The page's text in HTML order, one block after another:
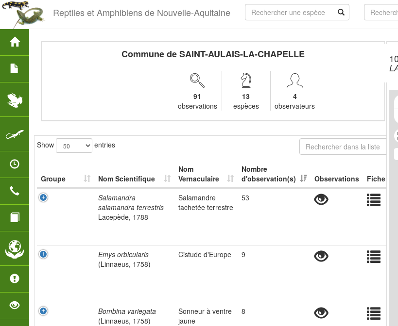
Reptiles et Amphibiens de Nouvelle-Aquitaine
Commune de SAINT-AULAIS-LA-CHAPELLE
91
observations
13
espèces
4
observateurs
Show entries
Groupe Nom Scientifique
Nom
Vernaculaire
Nombre
d'observation(s)
Observations
Fiche
Salamandra
salamandra terrestris
Lacepède, 1788
Salamandre
tachetée terrestre
53
Emys orbicularis
(Linnaeus, 1758)
Cistude d'Europe 9
Bombina variegata
(Linnaeus, 1758)
Sonneur à ventre
jaune
8